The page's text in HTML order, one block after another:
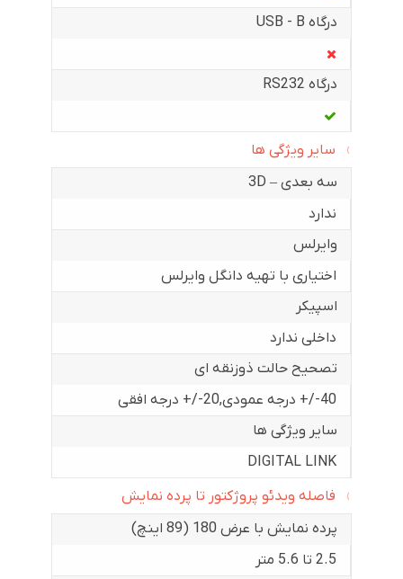
درگاه USB - B
درگاه RS232
سایر ویژگی ها
سه بعدی – 3D
ندارد
وایرلس
اختیاری با تهیه دانگل وایرلس
اسپیکر
داخلی ندارد
تصحیح حالت ذوزنقه ای
40-/+ درجه عمودی
,20-/+ درجه افقی
سایر ویژگی ها
DIGITAL LINK
فاصله ویدئو پروژکتور تا پرده نمایش
پرده نمایش با عرض 180 (89 اینچ)
2.5 تا 5.6 متر